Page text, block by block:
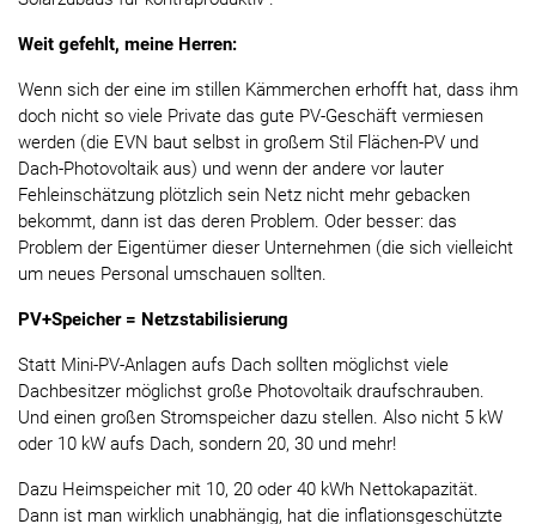
Weit gefehlt, meine Herren:
Wenn sich der eine im stillen Kämmerchen erhofft hat, dass ihm
doch nicht so viele Private das gute PV-Geschäft vermiesen
werden (die EVN baut selbst in großem Stil Flächen-PV und
Dach-Photovoltaik aus) und wenn der andere vor lauter
Fehleinschätzung plötzlich sein Netz nicht mehr gebacken
bekommt, dann ist das deren Problem. Oder besser: das
Problem der Eigentümer dieser Unternehmen (die sich vielleicht
um neues Personal umschauen sollten.
PV+Speicher = Netzstabilisierung
Statt Mini-PV-Anlagen aufs Dach sollten möglichst viele
Dachbesitzer möglichst große Photovoltaik draufschrauben.
Und einen großen Stromspeicher dazu stellen. Also nicht 5 kW
oder 10 kW aufs Dach, sondern 20, 30 und mehr!
Dazu Heimspeicher mit 10, 20 oder 40 kWh Nettokapazität.
Dann ist man wirklich unabhängig, hat die inflationsgeschützte